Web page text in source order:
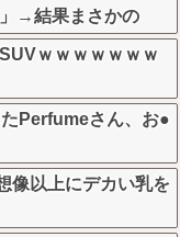
→結果まさかの
w w w
ｗｗｗｗｗｗｗ
たPerfumeさん、お●
像以上にデカい乳を